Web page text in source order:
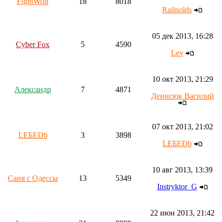
Railnolds
Cyber Fox 5 4590
05 дек 2013, 16:28
Lev
Aлександр 7 4871
10 окт 2013, 21:29
Денисюк Василий
LEБEDb 3 3898
07 окт 2013, 21:02
LEБEDb
Саня с Одессы 13 5349
10 авг 2013, 13:39
Instryktor_G
22 июн 2013, 21:42